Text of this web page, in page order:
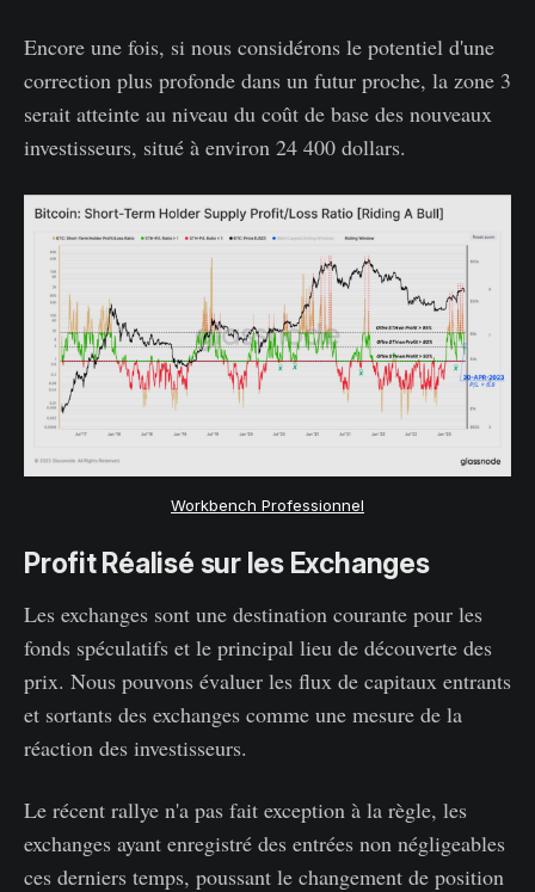
Encore une fois, si nous considérons le potentiel d'une
correction plus profonde dans un futur proche, la zone 3
serait atteinte au niveau du coût de base des nouveaux
investisseurs, situé à environ 24 400 dollars.
Workbench Professionnel
Profit Réalisé sur les Exchanges
Les exchanges sont une destination courante pour les
fonds spéculatifs et le principal lieu de découverte des
prix. Nous pouvons évaluer les flux de capitaux entrants
et sortants des exchanges comme une mesure de la
réaction des investisseurs.
Le récent rallye n'a pas fait exception à la règle, les
exchanges ayant enregistré des entrées non négligeables
ces derniers temps, poussant le changement de position